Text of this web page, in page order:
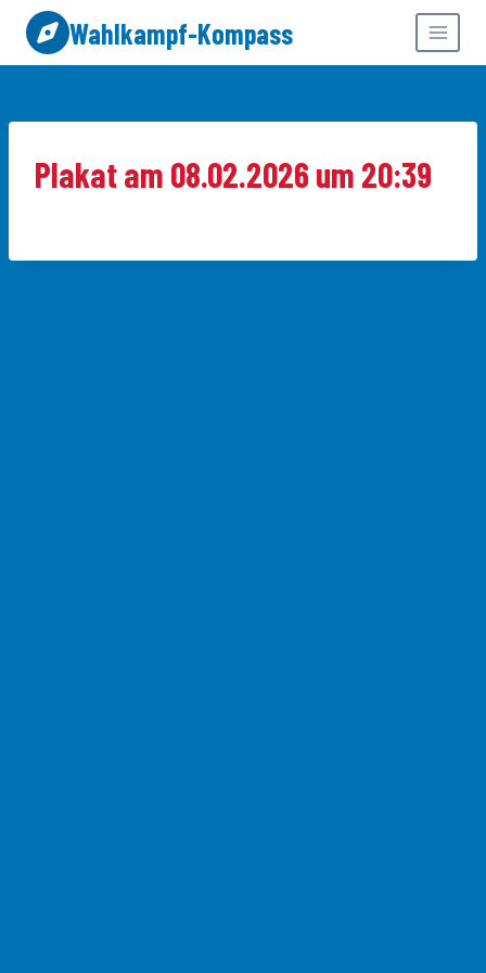
Zum
Inhalt
springen
Wahlkampf-Kompass
Plakat am 08.02.2026 um 20:39